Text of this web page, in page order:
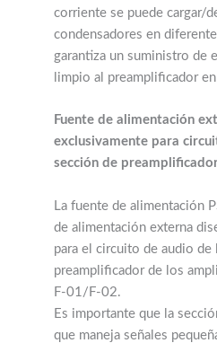
corriente se puede cargar/
condensadores en
garantiza un suministro de
limpio al preamplificador
Fuente de alimentación
exclusivamente para
sección de
La fuente de alimentación
de alimentación externa
para el circuito de audio de
preamplificador de los
F-01/F-02.
Es importante que la
que maneja señales